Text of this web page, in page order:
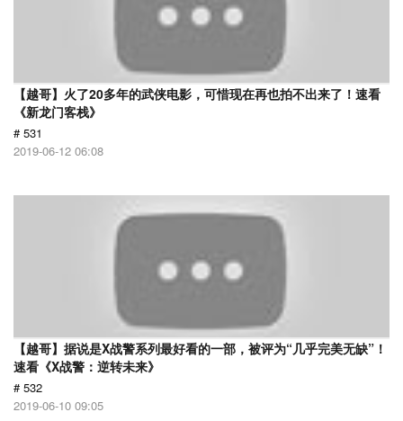
【越哥】火了20多年的武侠电影，可惜现在再也拍不出来了！速看
《新龙门客栈》
# 531
2019-06-12 06:08
【越哥】据说是X战警系列最好看的一部，被评为“几乎完美无缺”！
速看《X战警：逆转未来》
# 532
2019-06-10 09:05